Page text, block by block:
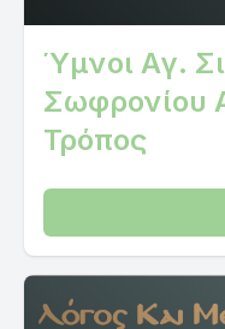
Ύμνοι Αγ.
Σωφρονίου
Τρόπος